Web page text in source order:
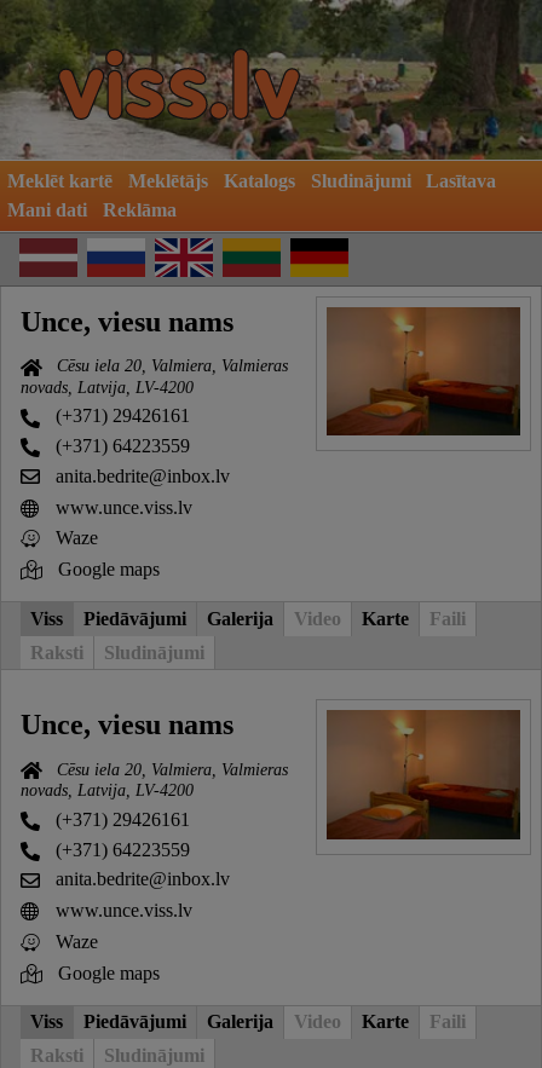
Meklēt kartē Meklētājs Katalogs Sludinājumi
Lasītava
Mani dati
Reklāma
Unce, viesu nams
Cēsu iela 20, Valmiera, Valmieras
novads, Latvija, LV-4200
(+371) 29426161
(+371) 64223559
anita.bedrite@inbox.lv
www.unce.viss.lv
Waze
Google maps
Viss Piedāvājumi Galerija Video Karte
Faili
Raksti
Sludinājumi
Unce, viesu nams
Cēsu iela 20, Valmiera, Valmieras
novads, Latvija, LV-4200
(+371) 29426161
(+371) 64223559
anita.bedrite@inbox.lv
www.unce.viss.lv
Waze
Google maps
Viss Piedāvājumi Galerija Video Karte
Faili
Raksti
Sludinājumi